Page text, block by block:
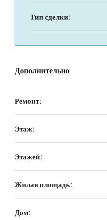
Тип сделки:
Дополнительно
Ремонт:
Этаж:
Этажей:
Жилая площадь:
Дом: